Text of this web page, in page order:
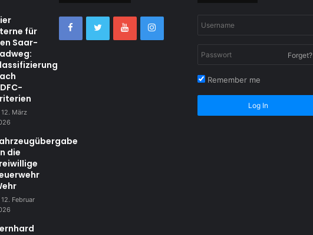
für
Saar-
12. März
die
12. Februar
Forget?
Remember me
Log In